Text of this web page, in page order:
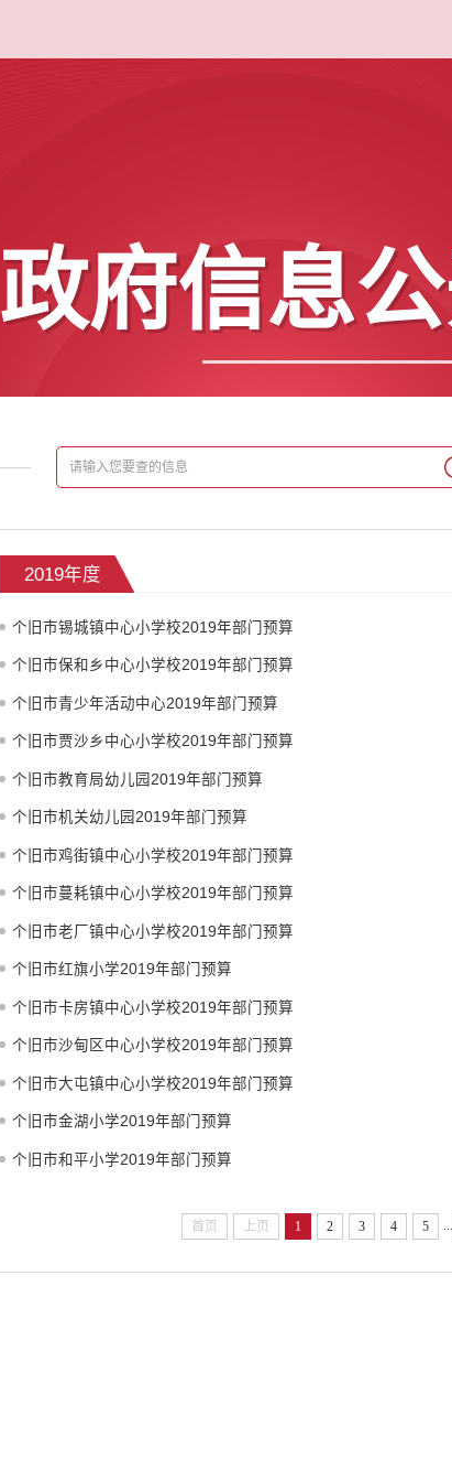
政府信息
2019年度
个旧市锡城镇中心小学校2019年部门预算
个旧市保和乡中心小学校2019年部门预算
个旧市青少年活动中心2019年部门预算
个旧市贾沙乡中心小学校2019年部门预算
个旧市教育局幼儿园2019年部门预算
个旧市机关幼儿园2019年部门预算
个旧市鸡街镇中心小学校2019年部门预算
个旧市蔓耗镇中心小学校2019年部门预算
个旧市老厂镇中心小学校2019年部门预算
个旧市红旗小学2019年部门预算
个旧市卡房镇中心小学校2019年部门预算
个旧市沙甸区中心小学校2019年部门预算
个旧市大屯镇中心小学校2019年部门预算
个旧市金湖小学2019年部门预算
个旧市和平小学2019年部门预算
首页 上页 1 2 3 4 5